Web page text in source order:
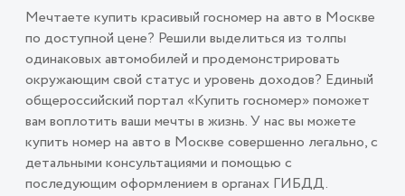
Мечтаете купить красивый госномер на авто в Москве
по доступной цене? Решили выделиться из толпы
одинаковых автомобилей и продемонстрировать
окружающим свой статус и уровень доходов? Единый
общероссийский портал «Купить госномер» поможет
вам воплотить ваши мечты в жизнь. У нас вы можете
купить номер на авто в Москве совершенно легально, с
детальными консультациями и помощью с
последующим оформлением в органах ГИБДД.